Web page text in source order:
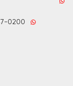
0200